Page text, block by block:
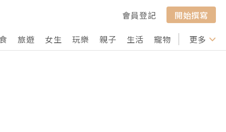
會員登記
開始撰寫
旅遊 女生 玩樂 親子 生活 寵物 行山 打卡
更多